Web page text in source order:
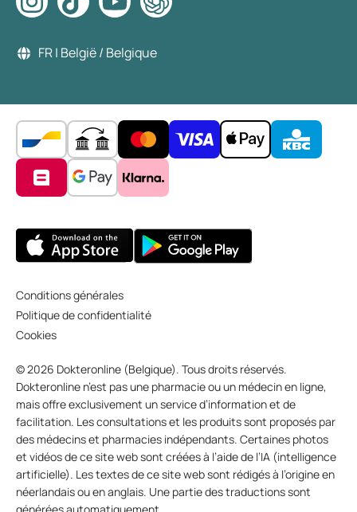
FR | België / Belgique
Conditions générales
Politique de confidentialité
Cookies
© 2026 Dokteronline (Belgique). Tous droits réservés.
Dokteronline n’est pas une pharmacie ou un médecin en ligne,
mais offre exclusivement un service d’information et de
facilitation. Les consultations et les produits sont proposés par
des médecins et pharmacies indépendants. Certaines photos
et vidéos de ce site web sont créées à l’aide de l’IA (intelligence
artificielle). Les textes de ce site web sont rédigés à l’origine en
néerlandais ou en anglais. Une partie des traductions sont